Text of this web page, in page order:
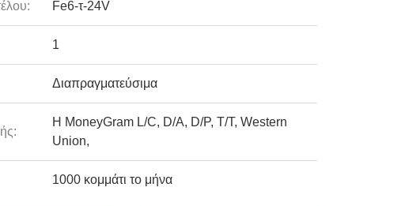
Fe6-τ-24V
1
Διαπραγματεύσιμα
Η MoneyGram L/C, D/A, D/P, T/T, Western
Union,
1000 κομμάτι το μήνα